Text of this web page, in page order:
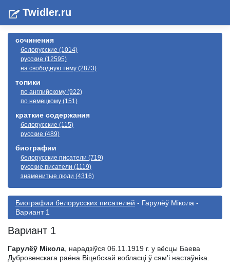
Twidler.ru
сочинения
белорусские (1014)
русские (12595)
на свободную тему (2873)
топики
по английскому (922)
по немецкому (151)
краткие содержания
белорусские (115)
русские (489)
биографии
белорусские писатели (719)
русские писатели (1119)
знаменитые люди (4316)
Биографии белорусскиx писателей - Гарулёў Мікола -
Вариант 1
Вариант 1
Гарулёў Мікола , нарадзіўся 06.11.1919 г. у вёсцы Баева
Дубровенскага раёна Віцебскай вобласці ў сям'і настаўніка.